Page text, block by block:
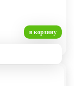
в корзину